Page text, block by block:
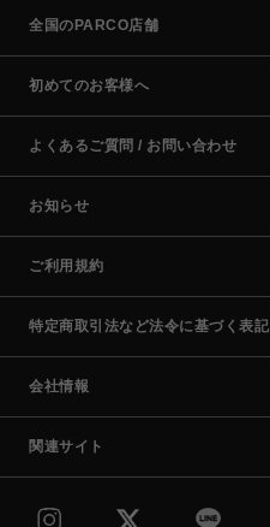
全国のPARCO店舗
初めてのお客様へ
よくあるご質問 / お問い合わせ
お知らせ
ご利用規約
特定商取引法など法令に基づく表記
会社情報
関連サイト